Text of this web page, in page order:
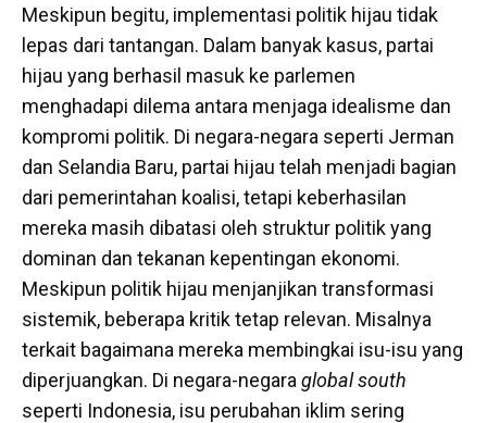
Meskipun begitu, implementasi politik hijau tidak
lepas dari tantangan. Dalam banyak kasus, partai
hijau yang berhasil masuk ke parlemen
menghadapi dilema antara menjaga idealisme dan
kompromi politik. Di negara-negara seperti Jerman
dan Selandia Baru, partai hijau telah menjadi bagian
dari pemerintahan koalisi, tetapi keberhasilan
mereka masih dibatasi oleh struktur politik yang
dominan dan tekanan kepentingan ekonomi.
Meskipun politik hijau menjanjikan transformasi
sistemik, beberapa kritik tetap relevan. Misalnya
terkait bagaimana mereka membingkai isu-isu yang
diperjuangkan. Di negara-negara global south
seperti Indonesia, isu perubahan iklim sering